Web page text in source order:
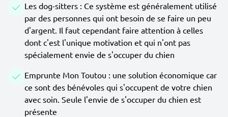
Les dog-sitters : Ce système est généralement utilisé
par des personnes qui ont besoin de se faire un peu
d'argent. Il faut cependant faire attention à celles
dont c'est l'unique motivation et qui n'ont pas
spécialement envie de s'occuper du chien
Emprunte Mon Toutou : une solution économique car
ce sont des bénévoles qui s'occupent de votre chien
avec soin. Seule l'envie de s'occuper du chien est
présente